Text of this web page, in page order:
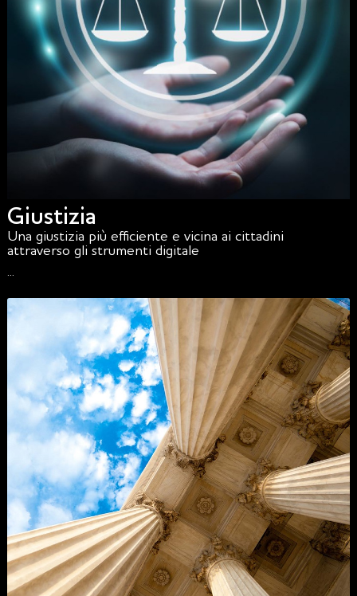
Giustizia
Una giustizia più efficiente e vicina ai cittadini
attraverso gli strumenti digitale
...